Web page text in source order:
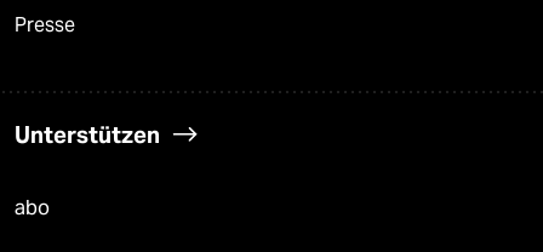
Presse
Unterstützen
abo